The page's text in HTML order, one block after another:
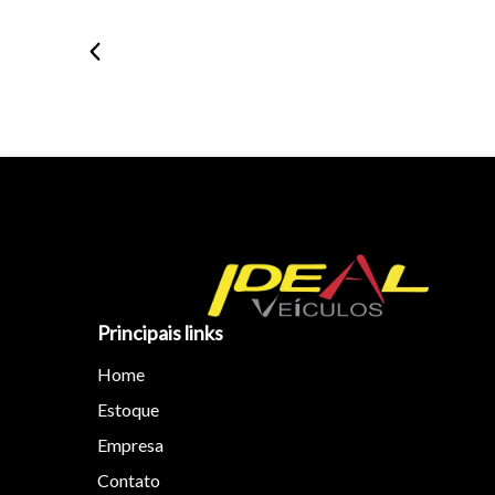
Principais links
Home
Estoque
Empresa
Contato